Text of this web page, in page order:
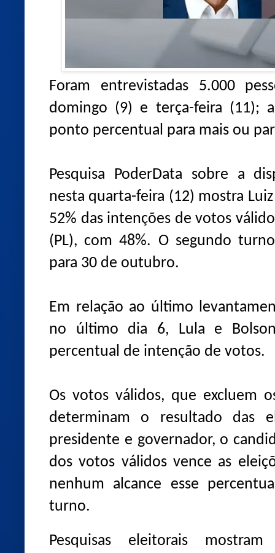
Foram entrevistadas 5.000
domingo (9) e terça-feira (11);
ponto percentual para mais ou
Pesquisa PoderData sobre a
nesta quarta-feira (12) mostra
52% das intenções de votos
(PL), com 48%. O segundo
para 30 de outubro.
Em relação ao último
no último dia 6, Lula e
percentual de intenção de votos.
Os votos válidos, que excluem
determinam o resultado das
presidente e governador, o
dos votos válidos vence as
nenhum alcance esse
turno.
Pesquisas eleitorais